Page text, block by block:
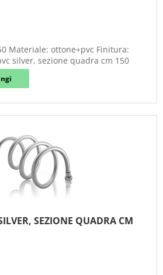
Materiale: ottone+pvc Finitura:
silver, sezione quadra cm 150
SEZIONE QUADRA CM